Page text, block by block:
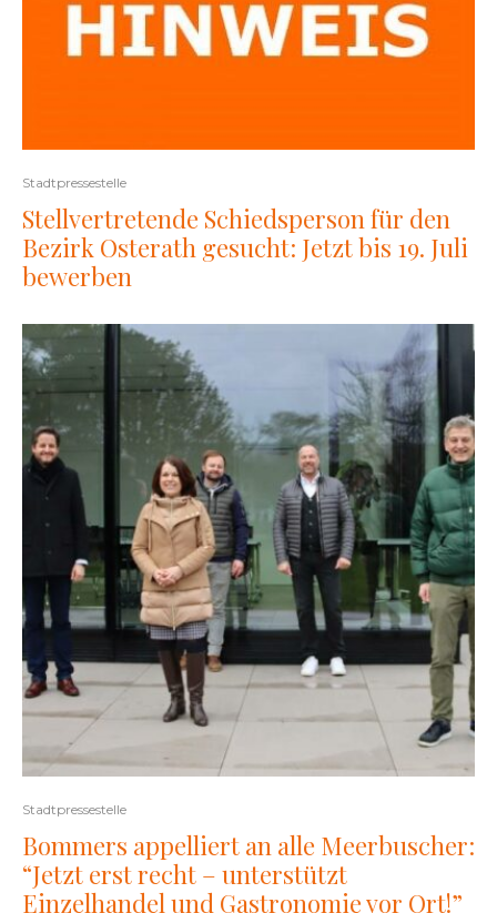
Stadtpressestelle
Stellvertretende Schiedsperson für den
Bezirk Osterath gesucht: Jetzt bis 19. Juli
bewerben
Stadtpressestelle
Bommers appelliert an alle Meerbuscher:
“Jetzt erst recht – unterstützt
Einzelhandel und Gastronomie vor Ort!”